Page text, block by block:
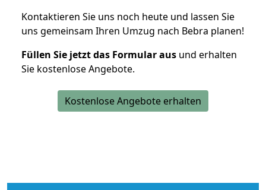
Kontaktieren Sie uns noch heute und lassen Sie
uns gemeinsam Ihren Umzug nach Bebra planen!
Füllen Sie jetzt das Formular aus und erhalten
Sie kostenlose Angebote.
Kostenlose Angebote erhalten